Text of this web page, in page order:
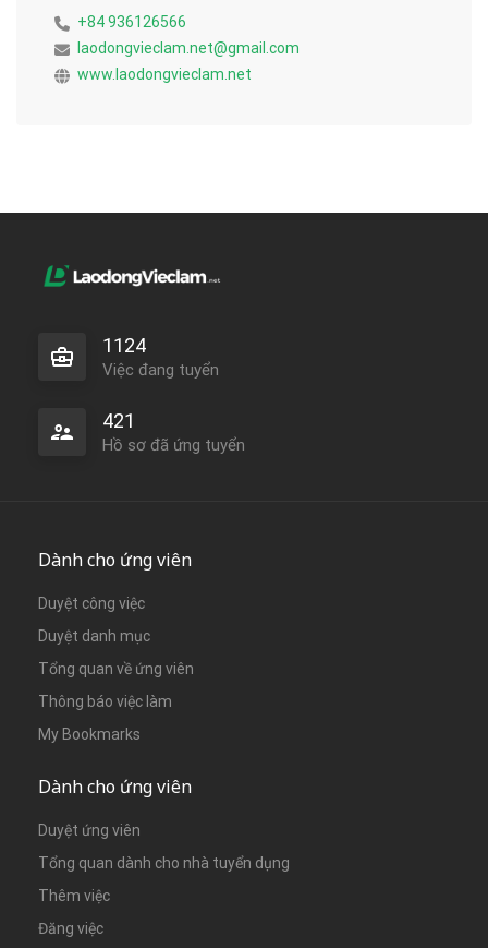
+84 936126566
laodongvieclam.net@gmail.com
www.laodongvieclam.net
1124
Việc đang tuyển
421
Hồ sơ đã ứng tuyển
Dành cho ứng viên
Duyệt công việc
Duyệt danh mục
Tổng quan về ứng viên
Thông báo việc làm
My Bookmarks
Dành cho ứng viên
Duyệt ứng viên
Tổng quan dành cho nhà tuyển dụng
Thêm việc
Đăng việc